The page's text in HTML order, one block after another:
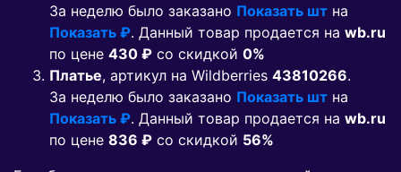
За неделю было заказано Показать шт на
Показать ₽. Данный товар продается на wb.ru
по цене 430 ₽ co скидкой 0%
Платье, артикул на Wildberries 43810266.
За неделю было заказано Показать шт на
Показать ₽. Данный товар продается на wb.ru
по цене 836 ₽ co скидкой 56%